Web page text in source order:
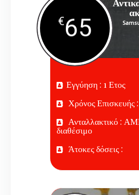
€65
Εγγύηση : 1 Ετος
Χρόνος Επισκευής
Ανταλλακτικό :
διαθέσιμο
Άτοκες δόσεις :